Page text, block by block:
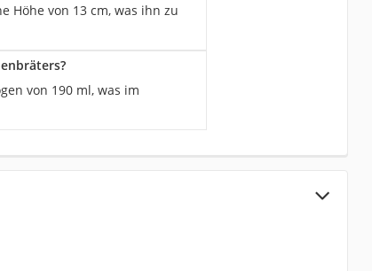
Höhe von 13 cm, was ihn zu
von 190 ml, was im